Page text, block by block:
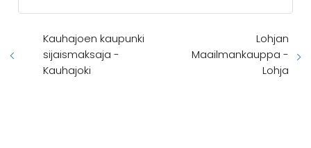
Erittäin ystävällinen ja
palvelunhaluinen henkilökunta.